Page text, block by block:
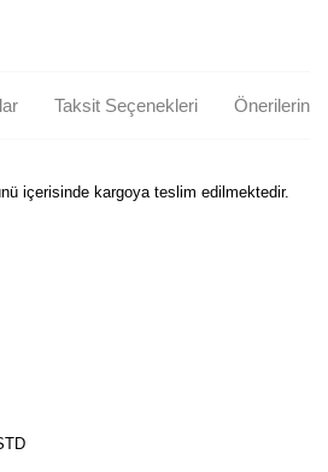
Taksit Seçenekleri Önerileriniz
içerisinde kargoya teslim edilmektedir.